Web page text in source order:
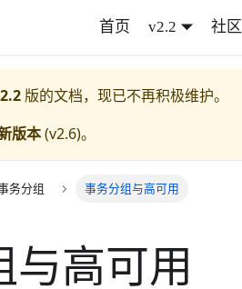
首页 v2.2 社区
版的文档，现已不再积极维护。
版本(v2.6)。
务分组 事务分组与高可用
与高可用